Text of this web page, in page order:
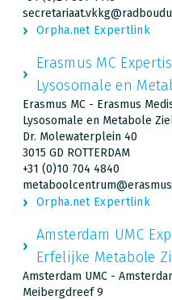
Orpha.net Expertlink
Erasmus MC
Lysosomale en
Erasmus MC - Erasmus
Lysosomale en Metabole
Dr. Molewaterplein 40
3015 GD ROTTERDAM
+31 (0)10 704 4840
Orpha.net Expertlink
Amsterdam UMC
Erfelijke Metabole
Amsterdam UMC -
Meibergdreef 9